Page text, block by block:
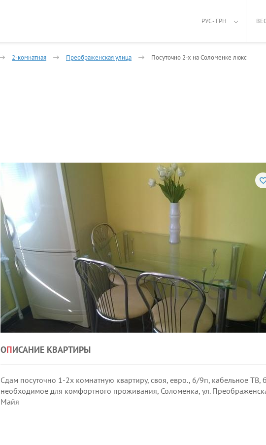
РУС - ГРН
2-комнатная Преображенская улица Посуточно 2-х на Соломенке люкс
ОПИСАНИЕ КВАРТИРЫ
Сдам посуточно 1-2х комнатную квартиру, своя, евро., 6/9п, кабельное
необходимое для комфортного проживания, Соломенка, ул.
Майя